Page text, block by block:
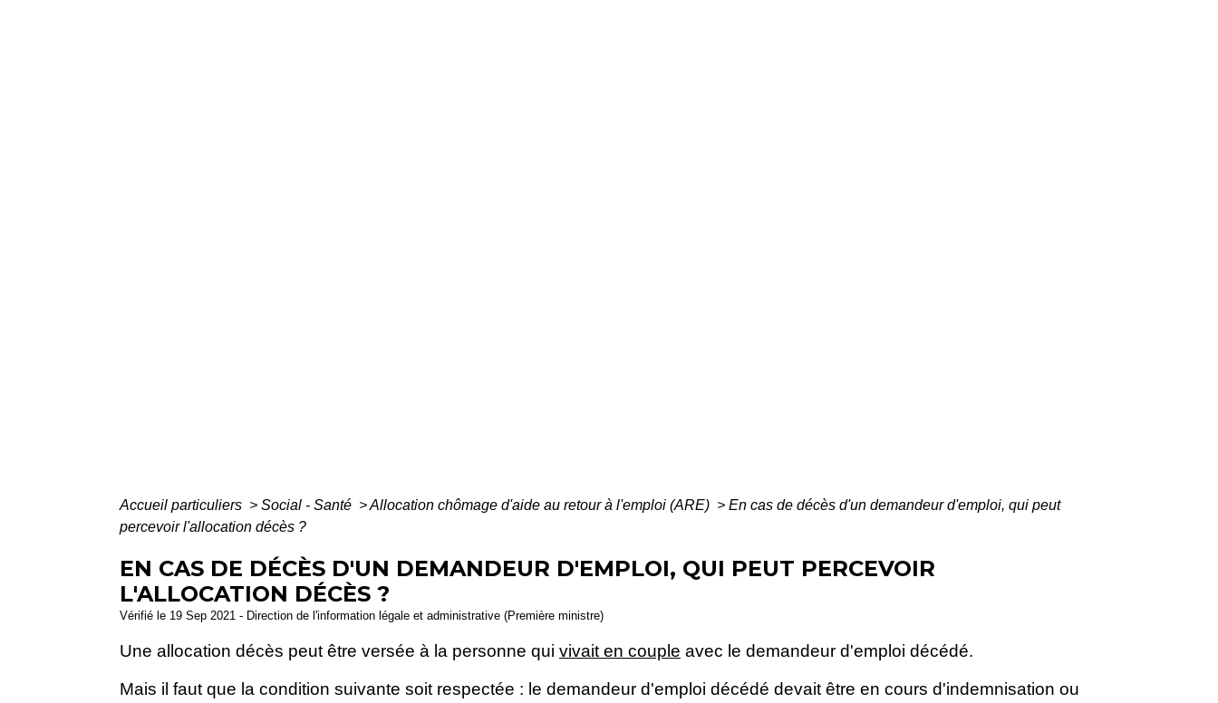
Accueil particuliers > Social - Santé >Allocation chômage d'aide au retour à l'emploi (ARE) > En cas de décès d'un demandeur d'emploi, qui peut
percevoir l'allocation décès ?
EN CAS DE DÉCÈS D'UN DEMANDEUR D'EMPLOI, QUI PEUT PERCEVOIR
L'ALLOCATION DÉCÈS ?
Vérifié le 19 Sep 2021 - Direction de l'information légale et administrative (Première ministre)
Une allocation décès peut être versée à la personne qui vivait en couple avec le demandeur d'emploi décédé.
Mais il faut que la condition suivante soit respectée : le demandeur d'emploi décédé devait être en cours d'indemnisation ou